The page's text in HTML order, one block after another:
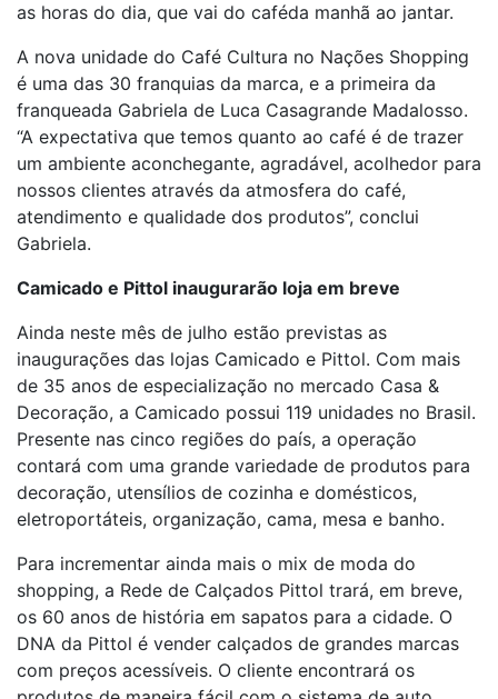
as horas do dia, que vai do caféda manhã ao jantar.
A nova unidade do Café Cultura no Nações Shopping
é uma das 30 franquias da marca, e a primeira da
franqueada Gabriela de Luca Casagrande Madalosso.
“A expectativa que temos quanto ao café é de trazer
um ambiente aconchegante, agradável, acolhedor para
nossos clientes através da atmosfera do café,
atendimento e qualidade dos produtos”, conclui
Gabriela.
Camicado e Pittol inaugurarão loja em breve
Ainda neste mês de julho estão previstas as
inaugurações das lojas Camicado e Pittol. Com mais
de 35 anos de especialização no mercado Casa &
Decoração, a Camicado possui 119 unidades no Brasil.
Presente nas cinco regiões do país, a operação
contará com uma grande variedade de produtos para
decoração, utensílios de cozinha e domésticos,
eletroportáteis, organização, cama, mesa e banho.
Para incrementar ainda mais o mix de moda do
shopping, a Rede de Calçados Pittol trará, em breve,
os 60 anos de história em sapatos para a cidade. O
DNA da Pittol é vender calçados de grandes marcas
com preços acessíveis. O cliente encontrará os